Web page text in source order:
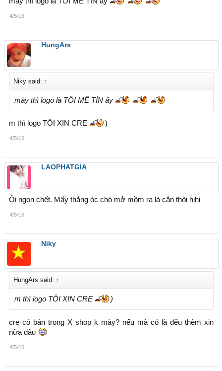
4/5/16
HungArs
Niky said: ↑
mày thì logo là TÔI MÊ TÍN ấy
m thì logo TÔI XIN CRE )
4/5/16
LAOPHATGlA
Ôi ngon chết. Mấy thằng óc chó mở mồm ra là cắn thôi hihi
4/5/16
Niky
HungArs said: ↑
m thì logo TÔI XIN CRE )
cre có bán trong X shop k mày? nếu mà có là đếu thèm xin
nữa đâu
4/5/16